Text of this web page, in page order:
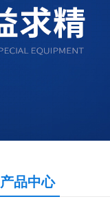
产品中心